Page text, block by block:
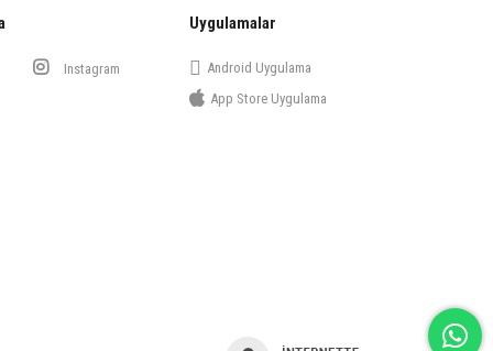
Instagram
Uygulamalar
Android Uygulama
App Store Uygulama